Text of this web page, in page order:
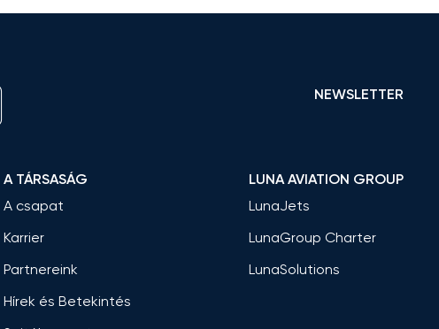
NEWSLETTER
A TÁRSASÁG
A csapat
Karrier
Partnereink
Hírek és Betekintés
LUNA AVIATION GROUP
LunaJets
LunaGroup Charter
LunaSolutions